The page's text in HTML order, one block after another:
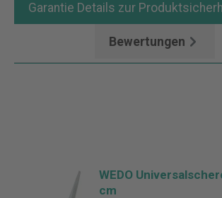
Garantie Details zur
Bewertungen
WEDO
cm